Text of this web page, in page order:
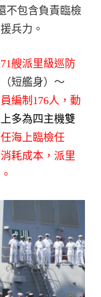
不包含負責臨檢
兵力。
71艘派里級巡防
短艦身）～
編制176人，動
上多為四主機雙
海上臨檢任
耗成本，派里